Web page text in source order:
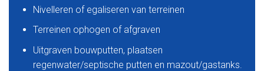
Nivelleren of egaliseren van terreinen
Terreinen ophogen of afgraven
Uitgraven bouwputten, plaatsen
regenwater/septische putten en mazout/gastanks.